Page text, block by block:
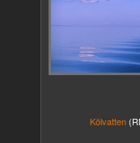
Kölvatten